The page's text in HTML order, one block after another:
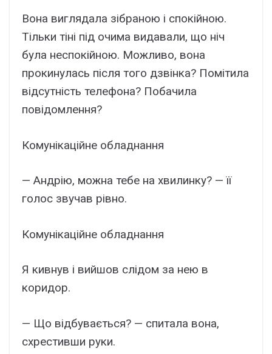
Вона виглядала зібраною і спокійною.
Тільки тіні під очима видавали, що ніч
була неспокійною. Можливо, вона
прокинулась після того дзвінка? Помітила
відсутність телефона? Побачила
повідомлення?
Комунікаційне обладнання
— Андрію, можна тебе на хвилинку? — її
голос звучав рівно.
Комунікаційне обладнання
Я кивнув і вийшов слідом за нею в
коридор.
— Що відбувається? — спитала вона,
схрестивши руки.